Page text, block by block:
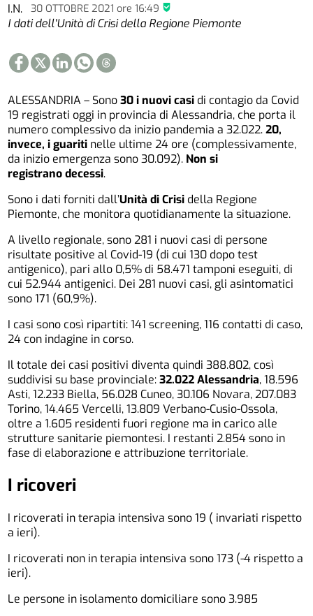
I.N. 30 OTTOBRE 2021ore 16:49
I dati dell'Unità di Crisi della Regione Piemonte
ALESSANDRIA – Sono30 i nuovi casi di contagio da Covid
19 registrati oggi in provincia di Alessandria, che porta il
numero complessivo da inizio pandemia a 32.022.20,
invece, i guariti nelle ultime 24 ore (complessivamente,
da inizio emergenza sono 30.092). Non si
registrano decessi.
Sono i dati forniti dall’Unità di Crisi della Regione
Piemonte, che monitora quotidianamente la situazione.
A livello regionale, sono 281 i nuovi casi di persone
risultate positive al Covid-19 (di cui 130 dopo test
antigenico), pari allo 0,5% di 58.471 tamponi eseguiti, di
cui 52.944 antigenici. Dei 281 nuovi casi, gli asintomatici
sono 171 (60,9%).
I casi sono così ripartiti: 141 screening, 116 contatti di caso,
24 con indagine in corso.
Il totale dei casi positivi diventa quindi 388.802, così
suddivisi su base provinciale:32.022 Alessandria, 18.596
Asti, 12.233 Biella, 56.028 Cuneo, 30.106 Novara, 207.083
Torino, 14.465 Vercelli, 13.809 Verbano-Cusio-Ossola,
oltre a 1.605 residenti fuori regione ma in carico alle
strutture sanitarie piemontesi. I restanti 2.854 sono in
fase di elaborazione e attribuzione territoriale.
I ricoveri
I ricoverati in terapia intensiva sono 19 ( invariati rispetto
a ieri).
I ricoverati non in terapia intensiva sono 173 (-4 rispetto a
ieri).
Le persone in isolamento domiciliare sono 3.985